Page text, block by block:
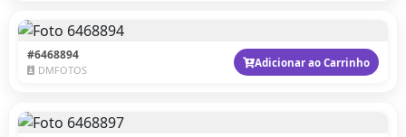
#6468894
DMFOTOS
Adicionar ao Carrinho